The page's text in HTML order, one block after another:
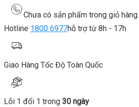
Chưa có sản phẩm trong giỏ hàng.
Hotline 1800 6977hỗ trợ từ 8h - 17h
Giao Hàng Tốc Độ Toàn Quốc
Lỗi 1 đổi 1 trong 30 ngày